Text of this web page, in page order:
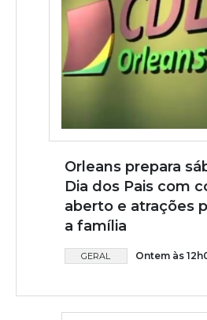
Orleans prepara
Dia dos Pais com
aberto e atrações
a família
GERAL Ontem às